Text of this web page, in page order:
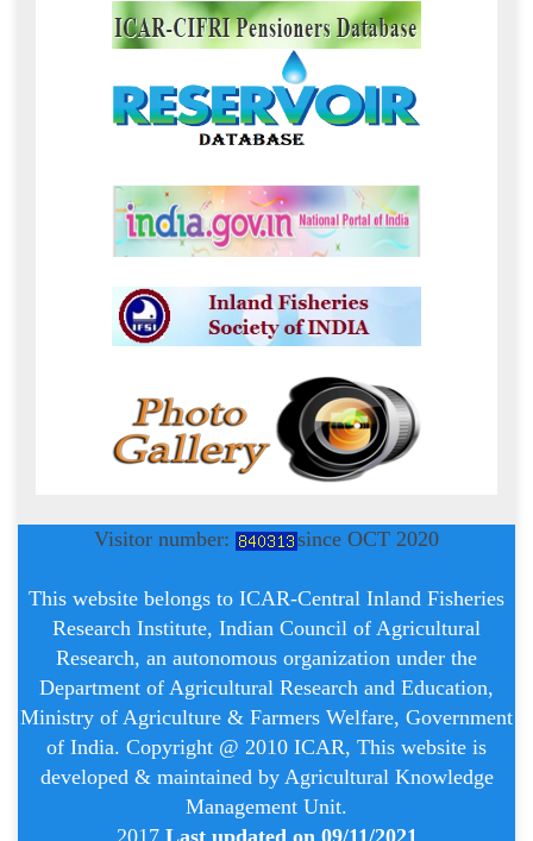
Visitor number: since OCT 2020
This website belongs to ICAR-Central Inland Fisheries
Research Institute, Indian Council of Agricultural
Research, an autonomous organization under the
Department of Agricultural Research and Education,
Ministry of Agriculture & Farmers Welfare, Government
of India. Copyright @ 2010 ICAR, This website is
developed & maintained by Agricultural Knowledge
Management Unit.
2017 Last updated on 09/11/2021